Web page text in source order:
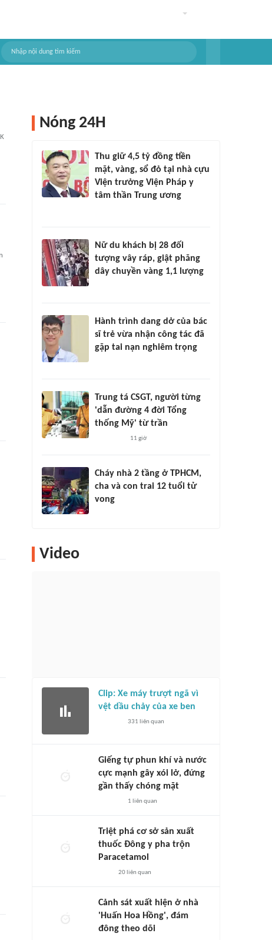
Nóng 24H
Thu giữ 4,5 tỷ đồng tiền
mặt, vàng, sổ đỏ tại nhà cựu
Viện trưởng Viện Pháp y
tâm thần Trung ương
Nữ du khách bị 28 đối
tượng vây ráp, giật phăng
dây chuyền vàng 1,1 lượng
Hành trình dang dở của bác
sĩ trẻ vừa nhận công tác đã
gặp tai nạn nghiêm trọng
Trung tá CSGT, người từng
'dẫn đường 4 đời Tổng
thống Mỹ' từ trần
11 giờ
Cháy nhà 2 tầng ở TPHCM,
cha và con trai 12 tuổi tử
vong
Video
Clip: Xe máy trượt ngã vì
vệt dầu chảy của xe ben
331 liên quan
Giếng tự phun khí và nước
cực mạnh gây xói lở, đứng
gần thấy chóng mặt
1 liên quan
Triệt phá cơ sở sản xuất
thuốc Đông y pha trộn
Paracetamol
20liên quan
Cảnh sát xuất hiện ở nhà
'Huấn Hoa Hồng', đám
đông theo dõi